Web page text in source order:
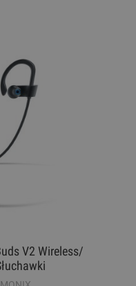
V2 Wireless/